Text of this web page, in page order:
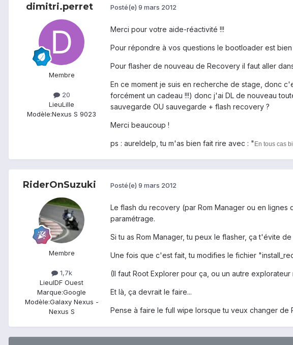
dimitri.perret
Membre
20
LieuLille
Modèle:Nexus S 9023
Posté(e) 9 mars 2012
Merci pour votre aide-réactivité !!!
Pour répondre à vos questions le bootloader est
Pour flasher de nouveau de Recovery il faut aller
En ce moment je suis en recherche de stage, donc
forcément un cadeau !!!) donc j'ai DL de nouveau
sauvegarde OU sauvegarde + flash recovery ?
Merci beaucoup !
ps : aureldelp, tu m'as bien fait rire avec : " En tous cas
RiderOnSuzuki
Membre
1,7k
LieuIDF Ouest
Marque:Google
Modèle:Galaxy Nexus -
Nexus S
Posté(e) 9 mars 2012
Le flash du recovery (par Rom Manager ou en
paramétrage.
Si tu as Rom Manager, tu peux le flasher, ça t'évite
Une fois que c'est fait, tu modifies le fichier
(Il faut Root Explorer pour ça, ou un autre explorateur
Et là, ça devrait le faire...
Pense à faire le full wipe lorsque tu veux changer de